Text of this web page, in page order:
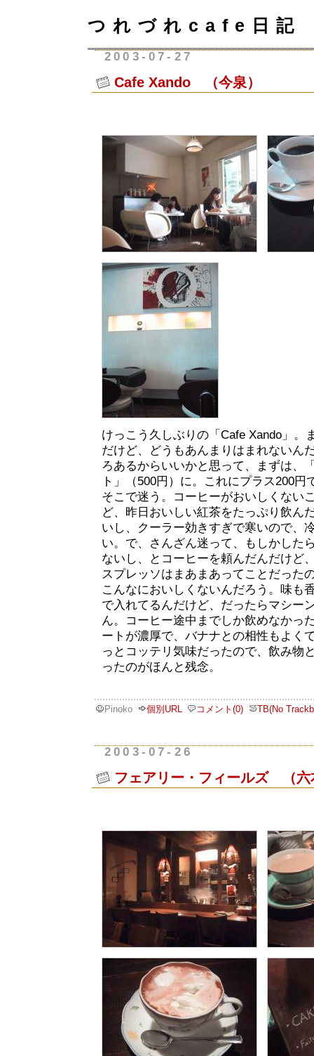
つれづれcafe日記
2003-07-27
Cafe Xando （今泉）
けっこう久しぶりの「Cafe Xando」。
だけど、どうもあんまりはまれないん
ろあるからいいかと思って、まずは、
ト」（500円）に。これにプラス200
そこで迷う。コーヒーがおいしくない
ど、昨日おいしい紅茶をたっぷり飲ん
いし、クーラー効きすぎで寒いので、
い。で、さんざん迷って、もしかした
ないし、とコーヒーを頼んだんだけど
スプレッソはまあまあってことだった
こんなにおいしくないんだろう。味も
で入れてるんだけど、だったらマシー
ん。コーヒー途中までしか飲めなかっ
ートが濃厚で、バナナとの相性もよく
っとコッテリ気味だったので、飲み物
ったのがほんと残念。
Pinoko 個別URL コメント(0) TB(No
2003-07-26
フェアリー・フィールズ （六